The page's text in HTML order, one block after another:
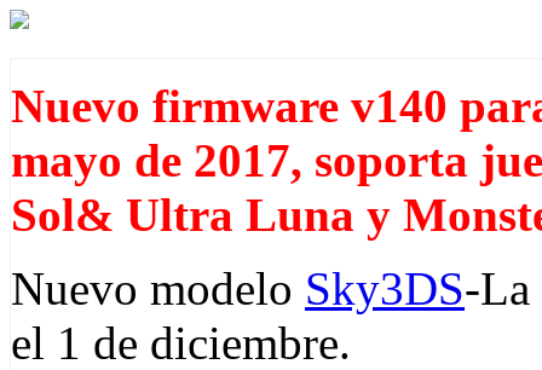
Nuevo firmware v140
mayo de 2017, soporta
Sol& Ultra Luna y
Nuevo modelo Sky3DS-La
el 1 de diciembre.